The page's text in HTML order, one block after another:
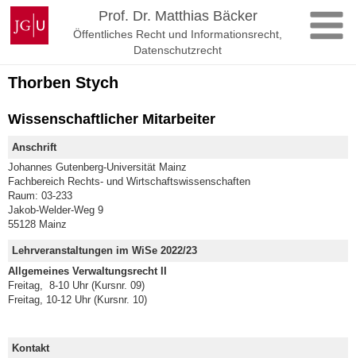
Zum
Inhalt
springen
Johannes
Gutenberg-
Universität
Prof. Dr. Matthias Bäcker
Öffentliches Recht und Informationsrecht,
Datenschutzrecht
Thorben Stych
Wissenschaftlicher Mitarbeiter
Anschrift
Johannes Gutenberg-Universität Mainz
Fachbereich Rechts- und Wirtschaftswissenschaften
Raum: 03-233
Jakob-Welder-Weg 9
55128 Mainz
Lehrveranstaltungen im WiSe 2022/23
Allgemeines Verwaltungsrecht II
Freitag, 8-10 Uhr (Kursnr. 09)
Freitag, 10-12 Uhr (Kursnr. 10)
Kontakt